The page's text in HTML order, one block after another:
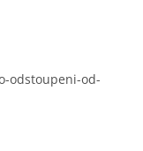
odstoupeni-od-